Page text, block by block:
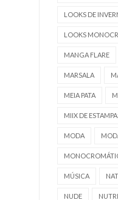
LOOKS DE
LOOKS
MANGA FLARE
MARSALA
MEIA PATA
MIIX DE
MODA
MÚSICA
NUDE